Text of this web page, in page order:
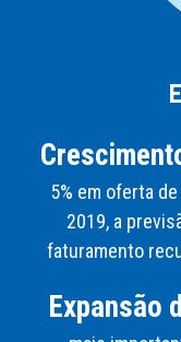
5% em oferta
2019, a
faturamento
Expansão